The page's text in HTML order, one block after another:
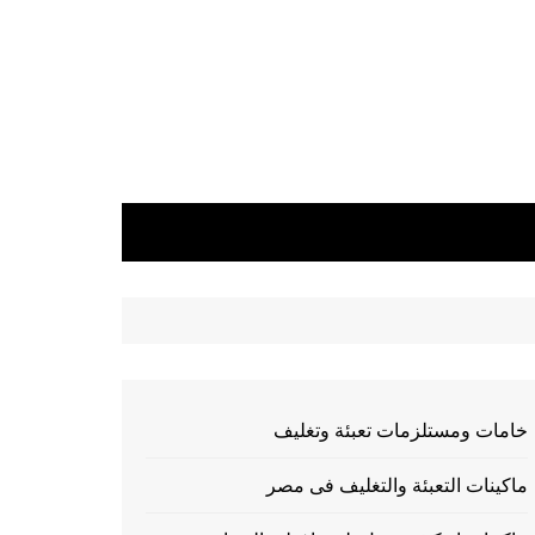
خامات ومستلزمات تعبئة وتغليف
ماكينات التعبئة والتغليف فى مصر